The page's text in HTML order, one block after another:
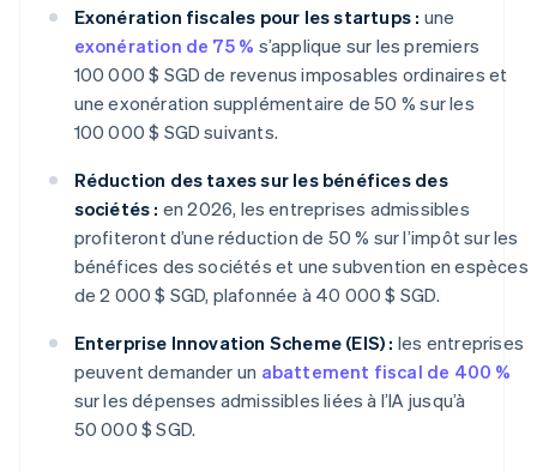
Exonération fiscales pour les startups : une
exonération de 75 % s’applique sur les premiers
100 000 $ SGD de revenus imposables ordinaires et
une exonération supplémentaire de 50 % sur les
100 000 $ SGD suivants.
Réduction des taxes sur les bénéfices des
sociétés : en 2026, les entreprises admissibles
profiteront d’une réduction de 50 % sur l’impôt sur les
bénéfices des sociétés et une subvention en espèces
de 2 000 $ SGD, plafonnée à 40 000 $ SGD.
Enterprise Innovation Scheme (EIS) : les entreprises
peuvent demander un abattement fiscal de 400 %
sur les dépenses admissibles liées à l’IA jusqu’à
50 000 $ SGD.